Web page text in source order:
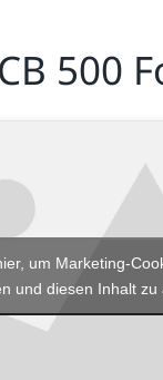
500
um Marketing-
und diesen Inhalt zu